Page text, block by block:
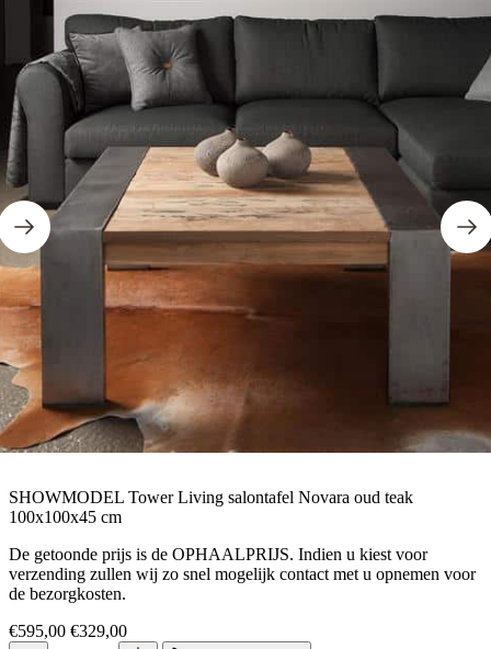
SHOWMODEL Tower Living salontafel Novara oud teak
100x100x45 cm
De getoonde prijs is de OPHAALPRIJS. Indien u kiest voor
verzending zullen wij zo snel mogelijk contact met u opnemen voor
de bezorgkosten.
€595,00 Oorspronkelijke prijs was: €595,00.
€329,00Huidige prijs is: €329,00.